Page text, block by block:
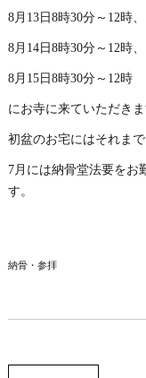
8月13日8時30分～12時
8月14日8時30分～12時
8月15日8時30分～12時
にお寺に来ていただきま
初盆のお宅にはそれま
7月には納骨堂法要をお
す。
納骨・参拝